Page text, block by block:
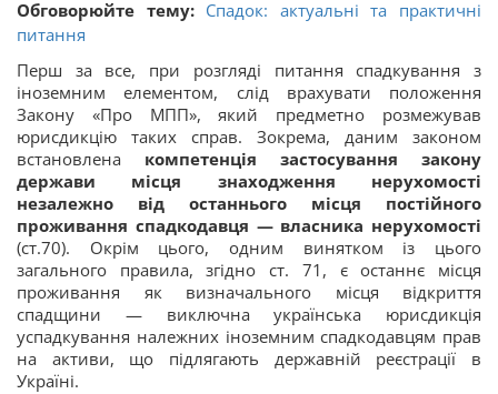
Обговорюйте тему: Спадок: актуальні та практичні
питання
Перш за все, при розгляді питання спадкування з
іноземним елементом, слід врахувати положення
Закону «Про МПП», який предметно розмежував
юрисдикцію таких справ. Зокрема, даним законом
встановлена компетенція застосування закону
держави місця знаходження нерухомості
незалежно від останнього місця постійного
проживання спадкодавця — власника нерухомості
(ст.70). Окрім цього, одним винятком із цього
загального правила, згідно ст. 71, є останнє місця
проживання як визначального місця відкриття
спадщини — виключна українська юрисдикція
успадкування належних іноземним спадкодавцям прав
на активи, що підлягають державній реєстрації в
Україні.